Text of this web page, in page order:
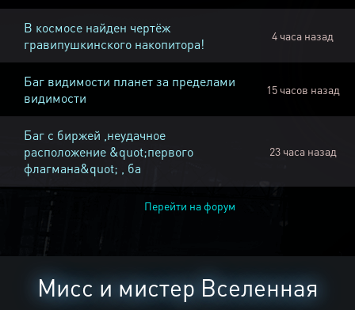
В космосе найден чертёж
гравипушкинского накопитора!
4 часа назад
Баг видимости планет за пределами
видимости
15 часов назад
Баг с биржей ,неудачное
расположение &quot;первого
флагмана&quot; , ба
23 часа назад
Перейти на форум
Мисс и мистер Вселенная